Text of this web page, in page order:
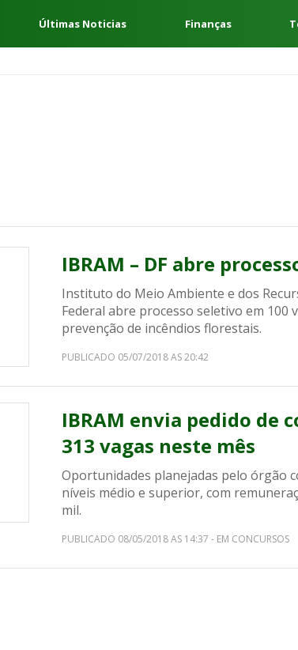
Últimas Noticias Finanças
IBRAM – DF abre
Instituto do Meio Ambiente e dos
Federal abre processo seletivo em 100
prevenção de incêndios florestais.
PUBLICADO 05/07/2018 AS 20:42
IBRAM envia pedido de
313 vagas neste mês
Oportunidades planejadas pelo órgão
níveis médio e superior, com
mil.
PUBLICADO 08/05/2018 AS 14:37 - EM CONCURSOS